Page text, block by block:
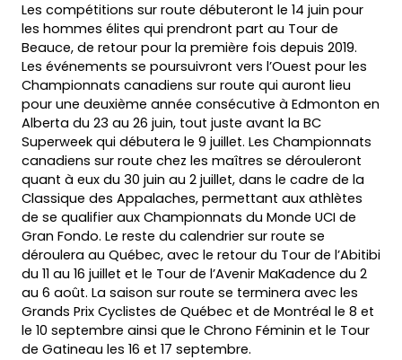
Les compétitions sur route débuteront le 14 juin pour
les hommes élites qui prendront part au Tour de
Beauce, de retour pour la première fois depuis 2019.
Les événements se poursuivront vers l’Ouest pour les
Championnats canadiens sur route qui auront lieu
pour une deuxième année consécutive à Edmonton en
Alberta du 23 au 26 juin, tout juste avant la BC
Superweek qui débutera le 9 juillet. Les Championnats
canadiens sur route chez les maîtres se dérouleront
quant à eux du 30 juin au 2 juillet, dans le cadre de la
Classique des Appalaches, permettant aux athlètes
de se qualifier aux Championnats du Monde UCI de
Gran Fondo. Le reste du calendrier sur route se
déroulera au Québec, avec le retour du Tour de l’Abitibi
du 11 au 16 juillet et le Tour de l’Avenir MaKadence du 2
au 6 août. La saison sur route se terminera avec les
Grands Prix Cyclistes de Québec et de Montréal le 8 et
le 10 septembre ainsi que le Chrono Féminin et le Tour
de Gatineau les 16 et 17 septembre.